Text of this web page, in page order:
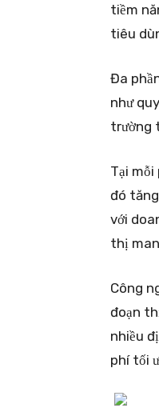
tiềm
tiêu
Đa
như
trường
Tại
đó
với
thị
Công
đoạn
nhiều
phí tối